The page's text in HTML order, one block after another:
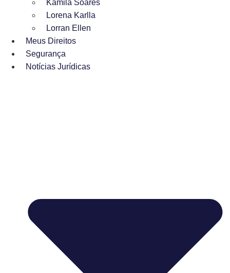
Kamila Soares
Lorena Karlla
Lorran Ellen
Meus Direitos
Segurança
Notícias Jurídicas